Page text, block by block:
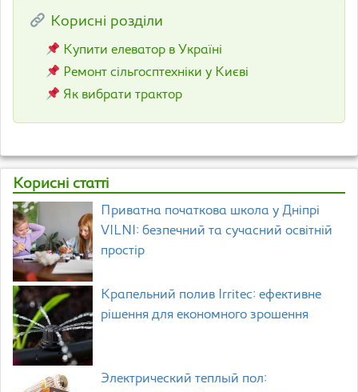
Корисні розділи
Купити елеватор в Україні
Ремонт сільгосптехніки у Києві
Як вибрати трактор
Корисні статті
Приватна початкова школа у Дніпрі
VILNI: безпечний та сучасний освітній
простір
Крапельний полив Irritec: ефективне
рішення для економного зрошення
Электрический теплый пол: